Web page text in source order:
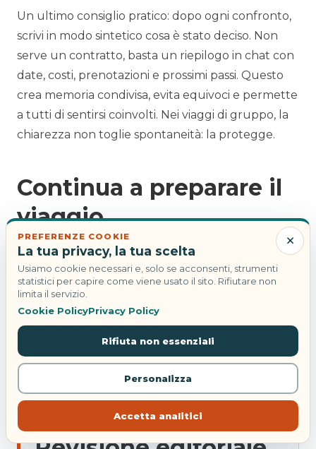
Un ultimo consiglio pratico: dopo ogni confronto,
scrivi in modo sintetico cosa è stato deciso. Non
serve un contratto, basta un riepilogo in chat con
date, costi, prenotazioni e prossimi passi. Questo
crea memoria condivisa, evita equivoci e permette
a tutti di sentirsi coinvolti. Nei viaggi di gruppo, la
chiarezza non toglie spontaneità: la protegge.
Continua a preparare il
viaggio
Come scegliere compagni di viaggio affidabili
Checklist di sicurezza per viaggi condivisi
Cerca viaggiatori per preferenze
CONTENUTO VERIFICATO
×
PREFERENZE COOKIE
La tua privacy, la tua scelta
Usiamo cookie necessari e, solo se acconsenti, strumenti
statistici per capire come viene usato il sito. Rifiutare non
limita il servizio.
Cookie PolicyPrivacy Policy
Rifiuta non essenziali
Personalizza
Accetta analitici